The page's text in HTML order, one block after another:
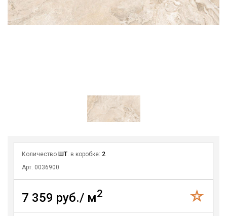
Количество ШТ . в коробке: 2
Арт. 0036900
7 359 руб./ м2